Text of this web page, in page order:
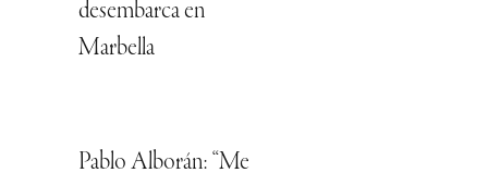
desembarca en
Marbella
Pablo Alborán: “Me